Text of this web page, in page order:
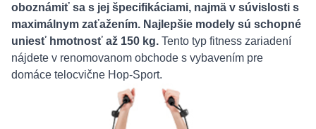
oboznámiť sa s jej špecifikáciami, najmä v súvislosti s
maximálnym zaťažením. Najlepšie modely sú schopné
uniesť hmotnosť až 150 kg. Tento typ fitness zariadení
nájdete v renomovanom obchode s vybavením pre
domáce telocvične Hop-Sport.